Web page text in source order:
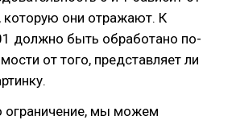
которую они отражают. К
должно быть обработано по-
от того, представляет ли
ограничение, мы можем